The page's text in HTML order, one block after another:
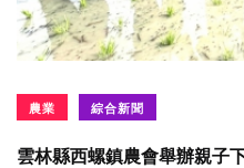
農業 綜合新聞
雲林縣西螺鎮農會舉辦親子